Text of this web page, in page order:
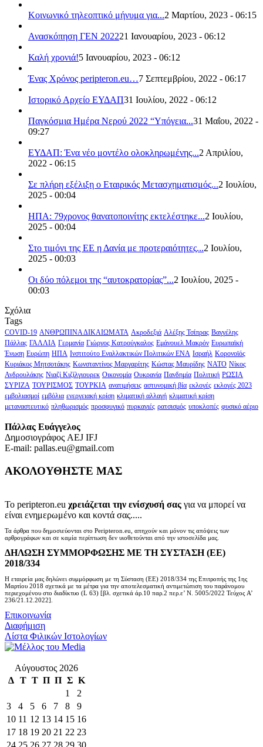
Κοινωνικό τηλεοπτικό μήνυμα για...2 Μαρτίου, 2023 - 06:15
Ανασκόπηση ΓΕΝ 202221 Ιανουαρίου, 2023 - 06:12
Καλή χρονιά!5 Ιανουαρίου, 2023 - 06:12
Ένας Χρόνος peripteron.eu…7 Σεπτεμβρίου, 2022 - 06:17
Ιστορικό Αρχείο ΕΥΔΑΠ31 Ιουλίου, 2022 - 06:12
Παγκόσμια Ημέρα Νερού 2022 “Υπόγεια...31 Μαΐου, 2022 -
09:27
ΕΥΔΑΠ: Ένα νέο μοντέλο ολοκληρωμένης...2 Απριλίου,
2022 - 06:15
Σε πλήρη εξέλιξη ο Εταιρικός Μετασχηματισμός...2 Ιουλίου,
2025 - 00:04
ΗΠΑ: 79χρονος θανατοποινίτης εκτελέστηκε...2 Ιουλίου,
2025 - 00:04
Στο τιμόνι της ΕΕ η Δανία με προτεραιότητες...2 Ιουλίου,
2025 - 00:03
Οι δύο πόλεμοι της “αυτοκρατορίας”...2 Ιουλίου, 2025 -
00:03
Σχόλια
Tags
COVID-19 ΑΝΘΡΩΠΙΝΑ ΔΙΚΑΙΩΜΑΤΑ Ακροδεξιά Αλέξης Τσίπρας Βαγγέλης
Πάλλας ΓΑΛΛΙΑ Γερμανία Γιώργος Κατρούγκαλος Εμάνουελ Μακρόν Ευρωπαϊκή
Ένωση Ευρώπη ΗΠΑ Ινστιτούτο Εναλλακτικών Πολιτικών ΕΝΑ Ισραήλ Κορονοϊός
Κυριάκος Μητσοτάκης Κωνσταντίνος Μαργαρίτης Κώστας Μαυρίδης ΝΑΤΟ Νίκος
Ανδρουλάκης Νιαζί Κιζίλγιουρεκ Οικονομία Ουκρανία Πανδημία Πολιτική ΡΩΣΙΑ
ΣΥΡΙΖΑ ΤΟΥΡΙΣΜΟΣ ΤΟΥΡΚΙΑ ανατιμήσεις αστυνομική βία εκλογές εκλογές 2023
εμβολιασμοί εμβόλια ενεργειακή κρίση κλιματική αλλαγή κλιματική κρίση
μεταναστευτικό πληθωρισμός προσφυγικό πυρκαγιές ρατσισμός υποκλοπές φυσικό αέριο
Πάλλας Ευάγγελος
Δημοσιογράφος AEJ ΙFJ
E-mail: pallas.eu@gmail.com
ΑΚΟΛΟΥΘΗΣΤΕ ΜΑΣ
Το peripteron.eu χρειάζεται την ενίσχυσή σας για να μπορεί να
είναι ενημερωμένο και κοντά σας.....
Τα άρθρα που δημοσιεύονται στο Peripteron.eu, απηχούν και μόνον τις απόψεις των
αρθρογράφων και σε καμία περίπτωση δεν υιοθετούνται από την ιστοσελίδα μας.
ΔΗΛΩΣΗ ΣΥΜΜΟΡΦΩΣΗΣ ΜΕ ΤΗ ΣΥΣΤΑΣΗ (ΕΕ)
2018/334
Η εταιρεία μας δηλώνει συμμόρφωση με τη Σύσταση (ΕΕ) 2018/334 της Επιτροπής της 1ης
Μαρτίου 2018 σχετικά με τα μέτρα για την αποτελεσματική αντιμετώπιση του παράνομου
περιεχομένου στο διαδίκτυο (L 63) [βλ. σχετικά άρ.10 παρ.2 περ.ε’ Ν. 5005/2022 Τεύχος A’
236/21.12.2022].
Επικοινωνία
Διαφήμιση
Λίστα Φιλικών Ιστολογίων
Αύγουστος 2026
Δ Τ Τ Π Π Σ Κ
1
2
3
4 5 6 7 8
9
10 11 12 13 14 15 16
17 18 19 20 21 22 23
24 25 26 27 28 29 30